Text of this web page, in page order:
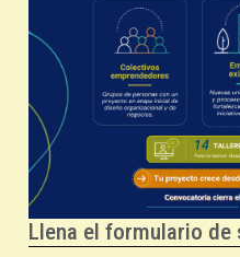
Llena el formulario